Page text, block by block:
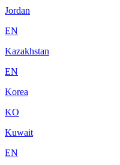
Jordan
EN
Kazakhstan
EN
Korea
KO
Kuwait
EN